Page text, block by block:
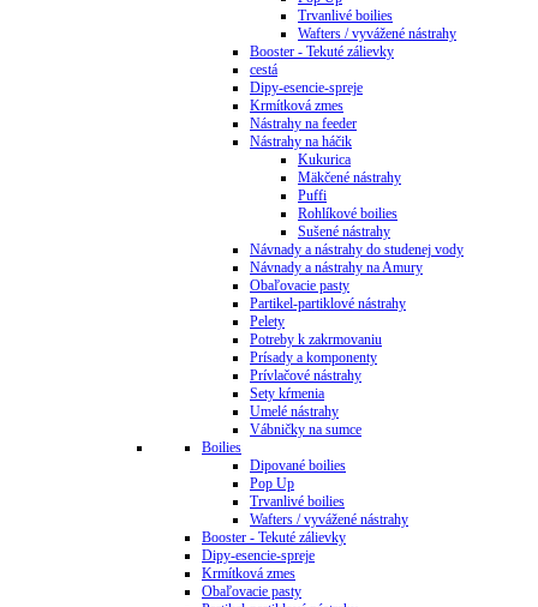
Trvanlivé boilies
Wafters / vyvážené nástrahy
Booster - Tekuté zálievky
cestá
Dipy-esencie-spreje
Krmítková zmes
Nástrahy na feeder
Nástrahy na háčik
Kukurica
Mäkčené nástrahy
Puffi
Rohlíkové boilies
Sušené nástrahy
Návnady a nástrahy do studenej vody
Návnady a nástrahy na Amury
Obaľovacie pasty
Partikel-partiklové nástrahy
Pelety
Potreby k zakrmovaniu
Prísady a komponenty
Prívlačové nástrahy
Sety kŕmenia
Umelé nástrahy
Vábničky na sumce
Boilies
Dipované boilies
Pop Up
Trvanlivé boilies
Wafters / vyvážené nástrahy
Booster - Tekuté zálievky
Dipy-esencie-spreje
Krmítková zmes
Obaľovacie pasty